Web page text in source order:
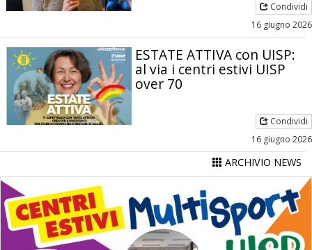
Condividi
16 giugno 2026
ESTATE ATTIVA con UISP:
al via i centri estivi UISP
over 70
Condividi
16 giugno 2026
ARCHIVIO NEWS